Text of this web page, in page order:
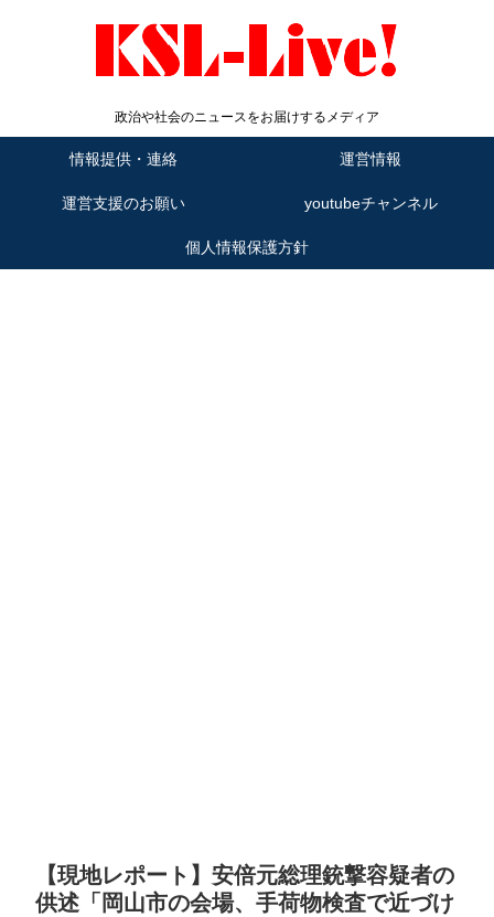
政治や社会のニュースをお届けするメディア
情報提供・連絡 運営情報
運営支援のお願い youtubeチャンネル
個人情報保護方針
【現地レポート】安倍元総理銃撃容疑者の
供述「岡山市の会場、手荷物検査で近づけ